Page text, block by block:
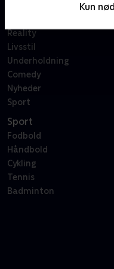
Kun
Reality
Livsstil
Underholdning
Comedy
Nyheder
Sport
Sport
Fodbold
Håndbold
Cykling
Tennis
Badminton